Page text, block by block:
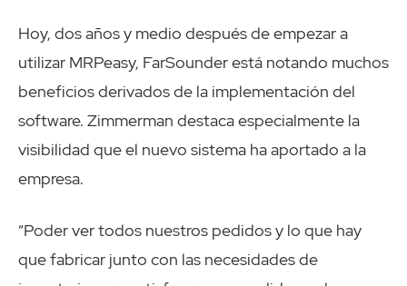
Hoy, dos años y medio después de empezar a
utilizar MRPeasy, FarSounder está notando muchos
beneficios derivados de la implementación del
software. Zimmerman destaca especialmente la
visibilidad que el nuevo sistema ha aportado a la
empresa.
“Poder ver todos nuestros pedidos y lo que hay
que fabricar junto con las necesidades de